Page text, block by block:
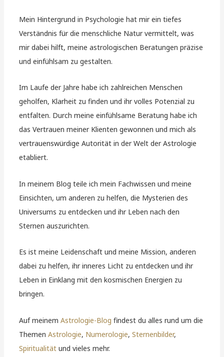
Mein Hintergrund in Psychologie hat mir ein tiefes
Verständnis für die menschliche Natur vermittelt, was
mir dabei hilft, meine astrologischen Beratungen präzise
und einfühlsam zu gestalten.
Im Laufe der Jahre habe ich zahlreichen Menschen
geholfen, Klarheit zu finden und ihr volles Potenzial zu
entfalten. Durch meine einfühlsame Beratung habe ich
das Vertrauen meiner Klienten gewonnen und mich als
vertrauenswürdige Autorität in der Welt der Astrologie
etabliert.
In meinem Blog teile ich mein Fachwissen und meine
Einsichten, um anderen zu helfen, die Mysterien des
Universums zu entdecken und ihr Leben nach den
Sternen auszurichten.
Es ist meine Leidenschaft und meine Mission, anderen
dabei zu helfen, ihr inneres Licht zu entdecken und ihr
Leben in Einklang mit den kosmischen Energien zu
bringen.
Auf meinemAstrologie-Blog findest du alles rund um die
ThemenAstrologie, Numerologie,Sternenbilder,
Spiritualität und vieles mehr.